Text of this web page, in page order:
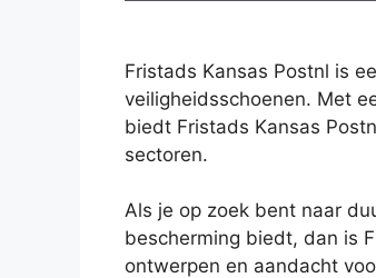
Fristads Kansas Postnl is
veiligheidsschoenen. Met
biedt Fristads Kansas
sectoren.
Als je op zoek bent naar
bescherming biedt, dan is
ontwerpen en aandacht